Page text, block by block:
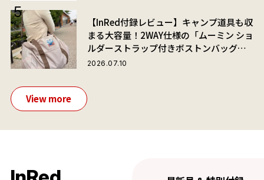
【InRed付録レビュー】キャンプ道具も収
まる大容量！2WAY仕様の「ムーミン ショ
ルダーストラップ付きボストンバッグ」
が夏旅におすすめな理由
2026.07.10
View more